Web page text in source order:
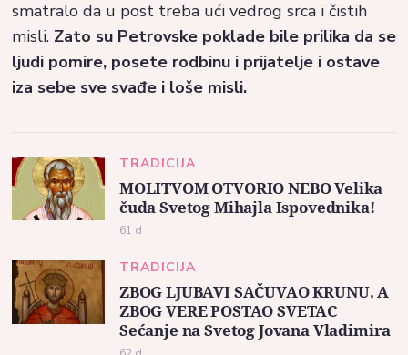
smatralo da u post treba ući vedrog srca i čistih
misli. Zato su Petrovske poklade bile prilika da se
ljudi pomire, posete rodbinu i prijatelje i ostave
iza sebe sve svađe i loše misli.
TRADICIJA
MOLITVOM OTVORIO NEBO Velika
čuda Svetog Mihajla Ispovednika!
61 d
TRADICIJA
ZBOG LJUBAVI SAČUVAO KRUNU, A
ZBOG VERE POSTAO SVETAC
Sećanje na Svetog Jovana Vladimira